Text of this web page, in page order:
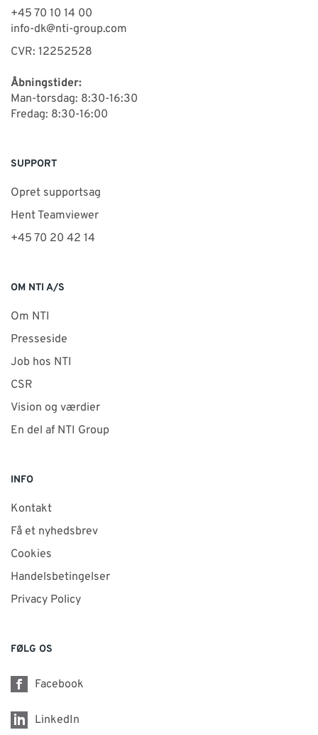
+45 70 10 14 00
info-dk@nti-group.com
CVR: 12252528
Åbningstider:
Man-torsdag: 8:30-16:30
Fredag: 8:30-16:00
SUPPORT
Opret supportsag
Hent Teamviewer
+45 70 20 42 14
OM NTI A/S
Om NTI
Presseside
Job hos NTI
CSR
Vision og værdier
En del af NTI Group
INFO
Kontakt
Få et nyhedsbrev
Cookies
Handelsbetingelser
Privacy Policy
FØLG OS
Facebook
LinkedIn